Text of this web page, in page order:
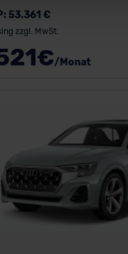
der EU-Kommission
Sie hierzu Ihre
über den Kontakt zu
53.361 €
zzgl. MwSt.
€/Monat